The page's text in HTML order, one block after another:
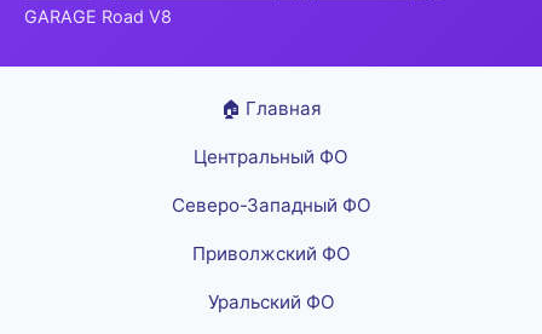
GARAGE Road V8
🏠 Главная
Центральный ФО
Северо-Западный ФО
Приволжский ФО
Уральский ФО